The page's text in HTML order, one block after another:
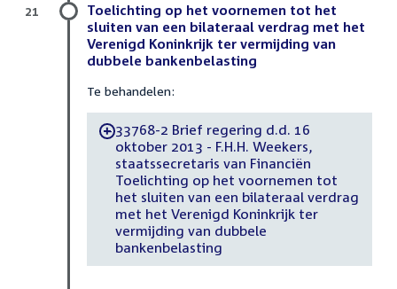
Toelichting op het voornemen tot het
sluiten van een bilateraal verdrag met het
Verenigd Koninkrijk ter vermijding van
dubbele bankenbelasting
Te behandelen:
-33768-2 Brief regering d.d. 16
oktober 2013 - F.H.H. Weekers,
staatssecretaris van Financiën
Toelichting op het voornemen tot
het sluiten van een bilateraal verdrag
met het Verenigd Koninkrijk ter
vermijding van dubbele
bankenbelasting
21